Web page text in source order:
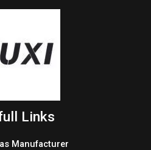
Links
Manufacturer